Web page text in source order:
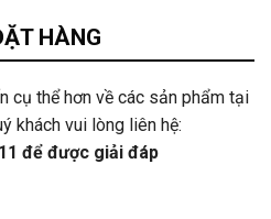
HÀNG
cụ thể hơn về các sản phẩm tại
khách vui lòng liên hệ:
để được giải đáp